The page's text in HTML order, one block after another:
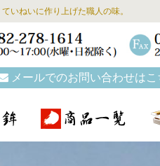
いねいに作り上げた職人の味。
メールでのお問い合わせはこ